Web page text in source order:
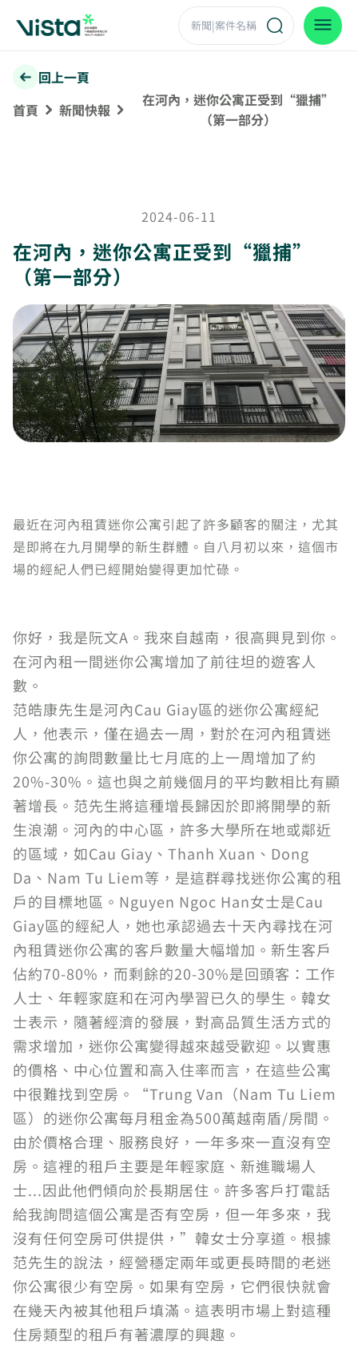
回上一頁
首頁
新聞快報
在河內，迷你公寓正受到“獵捕”
（第一部分）
2024-06-11
在河內，迷你公寓正受到“獵捕”
（第一部分）
最近在河內租賃迷你公寓引起了許多顧客的關注，尤其
是即將在九月開學的新生群體。自八月初以來，這個市
場的經紀人們已經開始變得更加忙碌。
你好，我是阮文A。我來自越南，很高興見到你。
在河內租一間迷你公寓增加了前往坦的遊客人
數。
范皓康先生是河內Cau Giay區的迷你公寓經紀
人，他表示，僅在過去一周，對於在河內租賃迷
你公寓的詢問數量比七月底的上一周增加了約
20%-30%。這也與之前幾個月的平均數相比有顯
著增長。范先生將這種增長歸因於即將開學的新
生浪潮。河內的中心區，許多大學所在地或鄰近
的區域，如Cau Giay、Thanh Xuan、Dong
Da、Nam Tu Liem等，是這群尋找迷你公寓的租
戶的目標地區。Nguyen Ngoc Han女士是Cau
Giay區的經紀人，她也承認過去十天內尋找在河
內租賃迷你公寓的客戶數量大幅增加。新生客戶
佔約70-80%，而剩餘的20-30%是回頭客：工作
人士、年輕家庭和在河內學習已久的學生。韓女
士表示，隨著經濟的發展，對高品質生活方式的
需求增加，迷你公寓變得越來越受歡迎。以實惠
的價格、中心位置和高入住率而言，在這些公寓
中很難找到空房。“Trung Van（Nam Tu Liem
區）的迷你公寓每月租金為500萬越南盾/房間。
由於價格合理、服務良好，一年多來一直沒有空
房。這裡的租戶主要是年輕家庭、新進職場人
士...因此他們傾向於長期居住。許多客戶打電話
給我詢問這個公寓是否有空房，但一年多來，我
沒有任何空房可供提供，”韓女士分享道。根據
范先生的說法，經營穩定兩年或更長時間的老迷
你公寓很少有空房。如果有空房，它們很快就會
在幾天內被其他租戶填滿。這表明市場上對這種
住房類型的租戶有著濃厚的興趣。